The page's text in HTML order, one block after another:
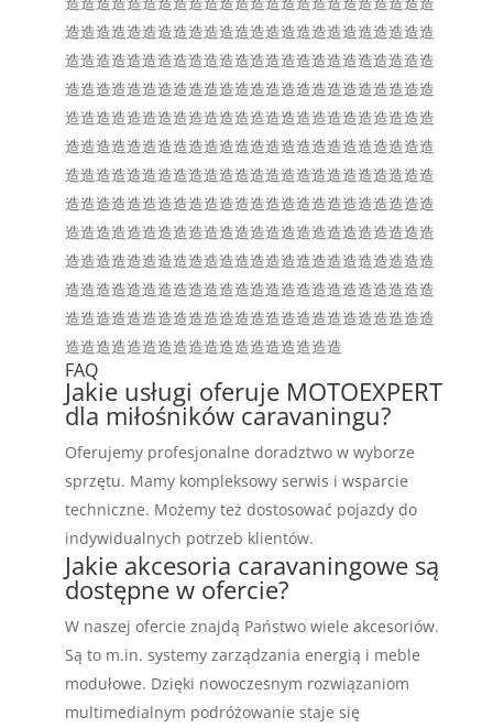
造造造造造造造造造造造造造造造造造造造造造造造造
造造造造造造造造造造造造造造造造造造造造造造造造
造造造造造造造造造造造造造造造造造造造造造造造造
造造造造造造造造造造造造造造造造造造造造造造造造
造造造造造造造造造造造造造造造造造造造造造造造造
造造造造造造造造造造造造造造造造造造造造造造造造
造造造造造造造造造造造造造造造造造造造造造造造造
造造造造造造造造造造造造造造造造造造造造造造造造
造造造造造造造造造造造造造造造造造造造造造造造造
造造造造造造造造造造造造造造造造造造造造造造造造
造造造造造造造造造造造造造造造造造造造造造造造造
造造造造造造造造造造造造造造造造造造
FAQ
Jakie usługi oferuje MOTOEXPERT
dla miłośników caravaningu?
Oferujemy profesjonalne doradztwo w wyborze
sprzętu. Mamy kompleksowy serwis i wsparcie
techniczne. Możemy też dostosować pojazdy do
indywidualnych potrzeb klientów.
Jakie akcesoria caravaningowe są
dostępne w ofercie?
W naszej ofercie znajdą Państwo wiele akcesoriów.
Są to m.in. systemy zarządzania energią i meble
modułowe. Dzięki nowoczesnym rozwiązaniom
multimedialnym podróżowanie staje się